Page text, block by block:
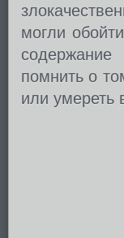
могли
помнить о
или умереть